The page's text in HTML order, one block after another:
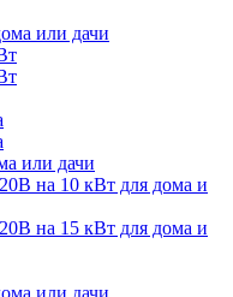
или дачи
или дачи
на 10 кВт для дома и
на 15 кВт для дома и
или дачи